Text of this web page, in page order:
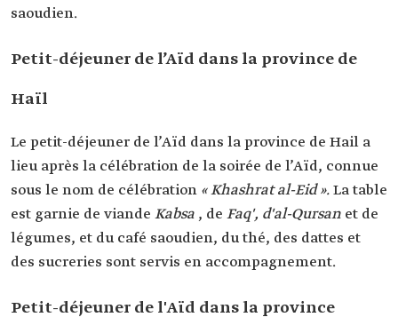
saoudien.
Petit-déjeuner de l’Aïd dans la province de
Haïl
Le petit-déjeuner de l’Aïd dans la province de Hail a
lieu après la célébration de la soirée de l’Aïd, connue
sous le nom de célébration « Khashrat al-Eid ».La table
est garnie de viande Kabsa , de Faq', d'al-Qursan et de
légumes, et du café saoudien, du thé, des dattes et
des sucreries sont servis en accompagnement.
Petit-déjeuner de l'Aïd dans la province